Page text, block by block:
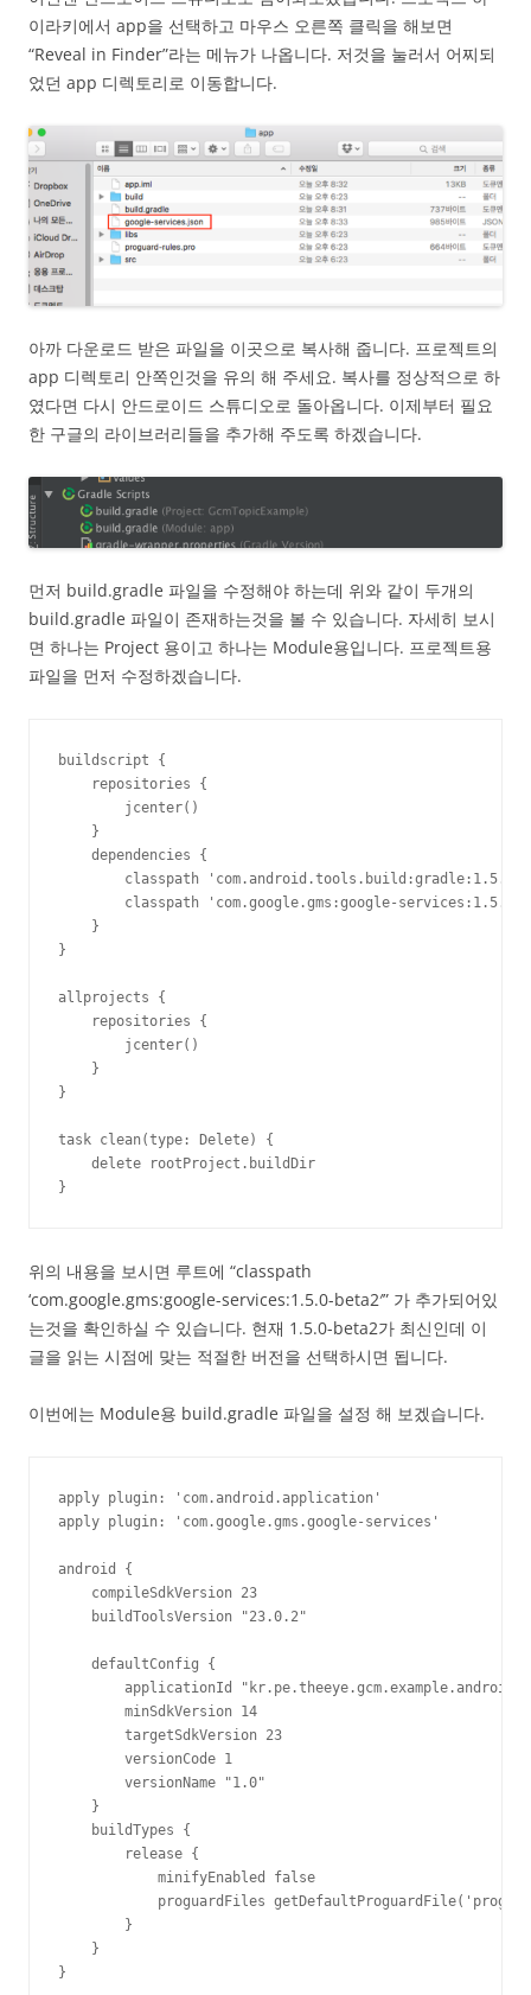
이라키에서 app을 선택하고 마우스 오른쪽 클릭을 해보면
“Reveal in Finder”라는 메뉴가 나옵니다. 저것을 눌러서 어찌되
었던 app 디렉토리로 이동합니다.
아까 다운로드 받은 파일을 이곳으로 복사해 줍니다. 프로젝트의
app 디렉토리 안쪽인것을 유의 해 주세요. 복사를 정상적으로 하
였다면 다시 안드로이드 스튜디오로 돌아옵니다. 이제부터 필요
한 구글의 라이브러리들을 추가해 주도록 하겠습니다.
먼저 build.gradle 파일을 수정해야 하는데 위와 같이 두개의
build.gradle 파일이 존재하는것을 볼 수 있습니다. 자세히 보시
면 하나는 Project 용이고 하나는 Module용입니다. 프로젝트용
파일을 먼저 수정하겠습니다.
buildscript {
    repositories {
        jcenter()
    }
    dependencies {
        classpath 'com.android.tools.build:gradle:1.5.0'
classpath 'com.google.gms:google-services:1.5.0-
    }
}
allprojects {
    repositories {
        jcenter()
    }
}
task clean(type: Delete) {
    delete rootProject.buildDir
}
위의 내용을 보시면 루트에 “classpath
‘com.google.gms:google-services:1.5.0-beta2′” 가 추가되어있
는것을 확인하실 수 있습니다. 현재 1.5.0-beta2가 최신인데 이
글을 읽는 시점에 맞는 적절한 버전을 선택하시면 됩니다.
이번에는 Module용 build.gradle 파일을 설정 해 보겠습니다.
apply plugin: 'com.android.application'
apply plugin: 'com.google.gms.google-services'
android {
    compileSdkVersion 23
    buildToolsVersion "23.0.2"
    defaultConfig {
        applicationId "kr.pe.theeye.gcm.example.android"
        minSdkVersion 14
        targetSdkVersion 23
        versionCode 1
        versionName "1.0"
    }
    buildTypes {
        release {
            minifyEnabled false
proguardFiles
        }
    }
}